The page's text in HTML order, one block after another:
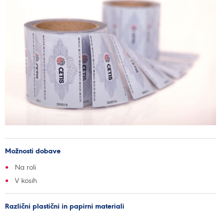
Možnosti dobave
Na roli
V kosih
Različni plastični in papirni materiali